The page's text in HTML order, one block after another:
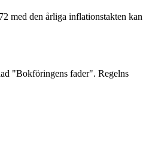
med den årliga inflationstakten kan
"Bokföringens fader". Regelns